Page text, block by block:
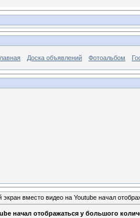
Доска объявлений Фотоальбом
экран вместо видео на Youtube начал
начал отображаться у большого